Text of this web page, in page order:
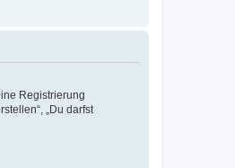
Registrierung
„Du darfst